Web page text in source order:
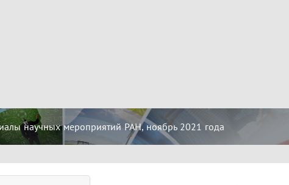
научных мероприятий РАН, ноябрь 2021 года